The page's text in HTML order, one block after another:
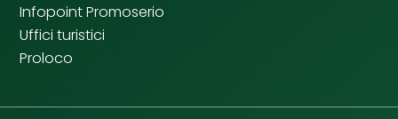
Infopoint Promoserio
Uffici turistici
Proloco